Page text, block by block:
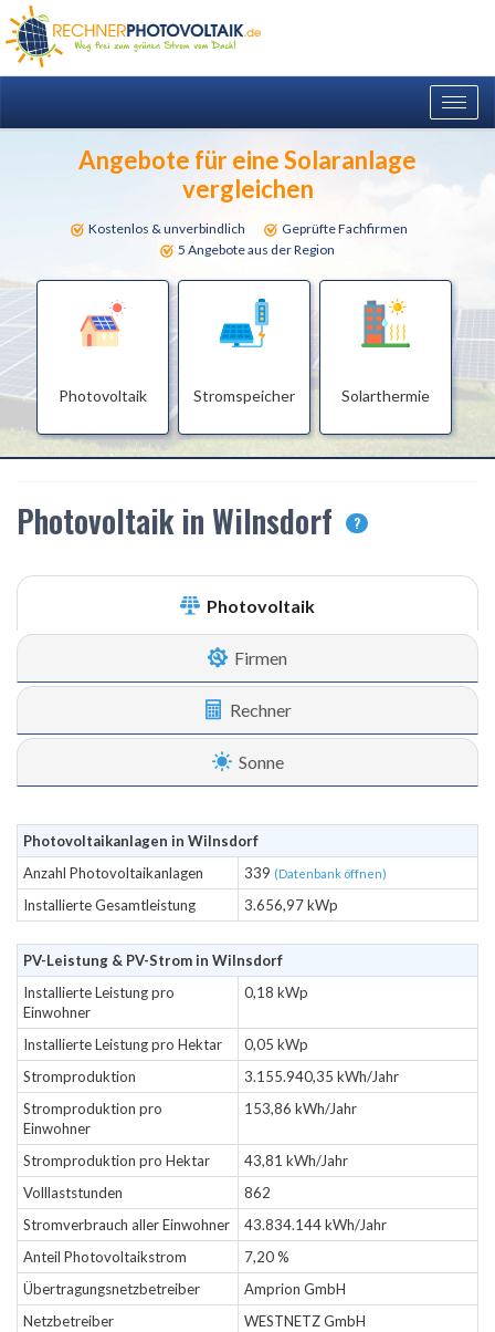
Angebote für eine Solaranlage
vergleichen
Kostenlos & unverbindlich
Geprüfte Fachfirmen
5 Angebote aus der Region
Photovoltaik Stromspeicher Solarthermie
Photovoltaik in Wilnsdorf ?
Photovoltaik
Firmen
Rechner
Sonne
Photovoltaikanlagen in Wilnsdorf
Anzahl Photovoltaikanlagen
339 (Datenbank öffnen)
Installierte Gesamtleistung 3.656,97 kWp
PV-Leistung & PV-Strom in Wilnsdorf
Installierte Leistung pro
Einwohner
0,18 kWp
Installierte Leistung pro Hektar
0,05 kWp
Stromproduktion
3.155.940,35 kWh/Jahr
Stromproduktion pro
Einwohner
153,86 kWh/Jahr
Stromproduktion pro Hektar
43,81 kWh/Jahr
Volllaststunden
862
Stromverbrauch aller Einwohner
43.834.144 kWh/Jahr
Anteil Photovoltaikstrom
7,20 %
Übertragungsnetzbetreiber
Amprion GmbH
Netzbetreiber
WESTNETZ GmbH